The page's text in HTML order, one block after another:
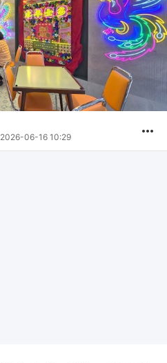
2026-06-16 10:29